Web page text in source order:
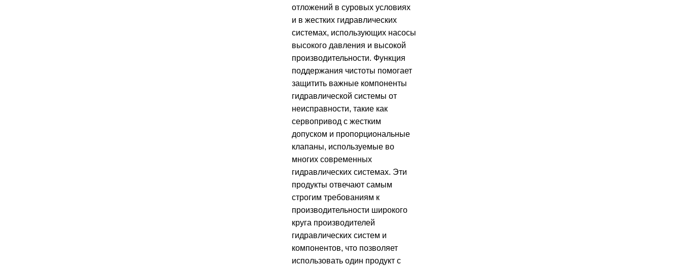
отложений в суровых условиях
и в жестких гидравлических
системах, использующих насосы
высокого давления и высокой
производительности. Функция
поддержания чистоты помогает
защитить важные компоненты
гидравлической системы от
неисправности, такие как
сервопривод с жестким
допуском и пропорциональные
клапаны, используемые во
многих современных
гидравлических системах. Эти
продукты отвечают самым
строгим требованиям к
производительности широкого
круга производителей
гидравлических систем и
компонентов, что позволяет
использовать один продукт с